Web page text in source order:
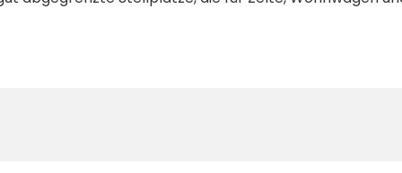
im Juli und August.